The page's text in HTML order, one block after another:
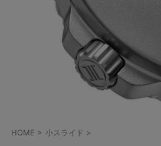
HOME > 小スライド >